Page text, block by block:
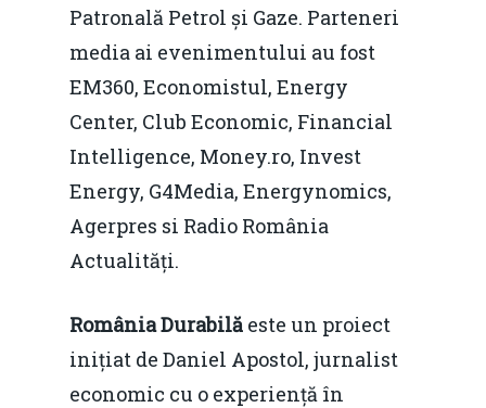
Patronală Petrol și Gaze. Parteneri
media ai evenimentului au fost
EM360, Economistul, Energy
Center, Club Economic, Financial
Intelligence, Money.ro, Invest
Energy, G4Media, Energynomics,
Agerpres si Radio România
Actualități.
România Durabilă este un proiect
inițiat de Daniel Apostol, jurnalist
economic cu o experiență în
Despre
Evenimente